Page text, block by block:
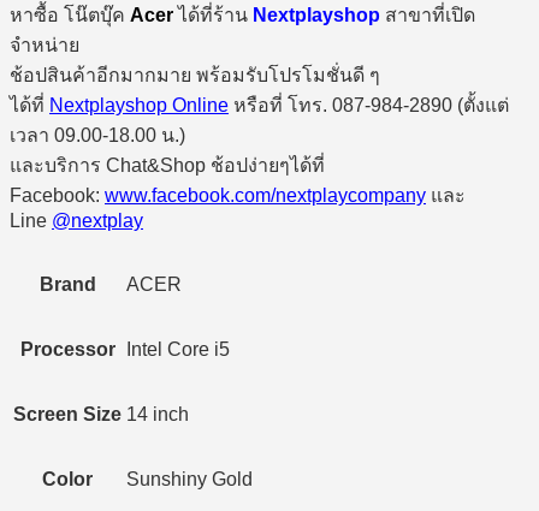
หาซื้อ โน๊ตบุ๊ค Acerได้ที่ร้าน Nextplayshop สาขาที่เปิด
จำหน่าย
ช้อปสินค้าอีกมากมาย พร้อมรับโปรโมชั่นดี ๆ
ได้ที่ Nextplayshop Online หรือที่ โทร. 087-984-2890 (ตั้งแต่
เวลา 09.00-18.00 น.)
และบริการ Chat&Shop ช้อปง่ายๆได้ที่
Facebook: www.facebook.com/nextplaycompany และ
Line @nextplay
Brand ACER
Processor Intel Core i5
Screen Size 14 inch
Color Sunshiny Gold